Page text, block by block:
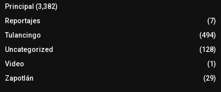
Principal (3,382)
Reportajes
(7)
Tulancingo
(494)
Uncategorized
(128)
Video
(1)
Zapotlán
(29)